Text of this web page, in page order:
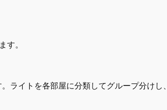
す。
ライトを各部屋に分類してグループ分け